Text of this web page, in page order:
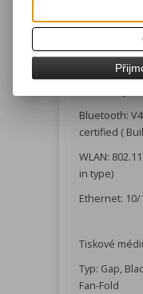
- USB V2.0
Ethernet +
- USB V2.0
Ethernet +
Bluetooth:
certified (
WLAN:
in type)
Ethernet:
Tiskové
Typ: Gap,
Fan-Fold